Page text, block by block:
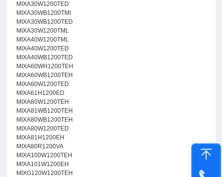
MIXA30W1200TED
MIXA30WB1200TMI
MIXA30WB1200TED
MIXA30W1200TML
MIXA40W1200TML
MIXA40W1200TED
MIXA40WB1200TED
MIXA60WH1200TEH
MIXA60WB1200TEH
MIXA60W1200TED
MIXA61H1200ED
MIXA80W1200TEH
MIXA81WB1200TEH
MIXA80WB1200TEH
MIXA80W1200TED
MIXA81H1200EH
MIXA80R1200VA
MIXA100W1200TEH
MIXA101W1200EH
MIXG120W1200TEH